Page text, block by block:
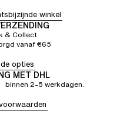
winkel
& Collect
vanaf €65
opties
MET DHL
2–5 werkdagen.